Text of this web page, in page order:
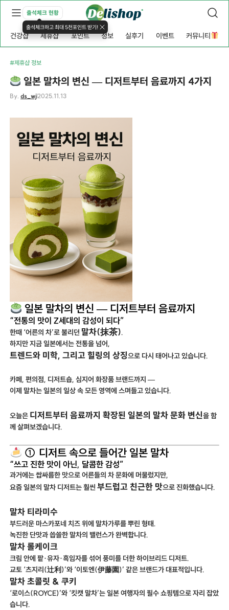
출석체크 현황
출석체크하고 최대 5천포인트 받기!
건강샵 제휴샵 포인트 정보 실후기 이벤트 커뮤니티
#제휴샵 정보
일본 말차의 변신 — 디저트부터 음료까지 4가지
By.ds_wj2025.11.13
일본 말차의 변신 — 디저트부터 음료까지
“전통의 맛이 Z세대의 감성이 되다”
한때 ‘어른의 차’로 불리던 말차(抹茶).
하지만 지금 일본에서는 전통을 넘어,
트렌드와 미학, 그리고 힐링의 상징으로 다시 태어나고 있습니다.
카페, 편의점, 디저트숍, 심지어 화장품 브랜드까지 —
이제 말차는 일본의 일상 속 모든 영역에 스며들고 있습니다.
오늘은 디저트부터 음료까지 확장된 일본의 말차 문화 변신을 함
께 살펴보겠습니다.
① 디저트 속으로 들어간 일본 말차
“쓰고 진한 맛이 아닌, 달콤한 감성”
과거에는 쌉싸름한 맛으로 어른들의 차 문화에 머물렀지만,
요즘 일본의 말차 디저트는 훨씬부드럽고 친근한 맛으로 진화했습니다.
말차 티라미수
부드러운 마스카포네 치즈 위에 말차가루를 뿌린 형태.
녹진한 단맛과 씁쓸한 말차의 밸런스가 완벽합니다.
말차 롤케이크
크림 안에 팥·유자·흑임자를 섞어 풍미를 더한 하이브리드 디저트.
교토 ‘츠지리(辻利)’와 ‘이토엔(伊藤園)’ 같은 브랜드가 대표적입니다.
말차 초콜릿 & 쿠키
‘로이스(ROYCE)’와 ‘킷캣 말차’는 일본 여행자의 필수 쇼핑템으로 자리 잡았
습니다.